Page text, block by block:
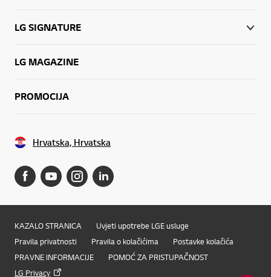
LG SIGNATURE
LG MAGAZINE
PROMOCIJA
Hrvatska, Hrvatska
KAZALO STRANICA
Uvjeti upotrebe LGE usluge
Pravila privatnosti
Pravila o kolačićima
Postavke kolačića
PRAVNE INFORMACIJE
POMOĆ ZA PRISTUPAČNOST
LG Privacy